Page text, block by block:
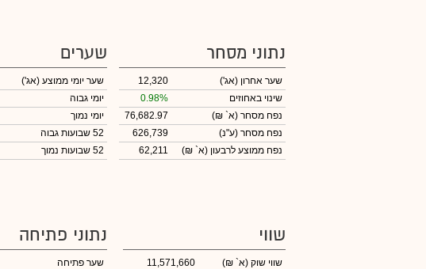
נתוני מסחר
שער אחרון (אג')
12,320
שינוי באחוזים
0.98%
נפח מסחר (א` ₪)
76,682.97
נפח מסחר (ע"נ)
626,739
נפח ממוצע לרבעון (א` ₪)
62,211
שערים
שער יומי ממוצע (אג')
יומי גבוה
יומי נמוך
52 שבועות גבוה
52 שבועות נמוך
שווי
שווי שוק (א` ₪)
11,571,660
נתוני פתיחה
שער פתיחה